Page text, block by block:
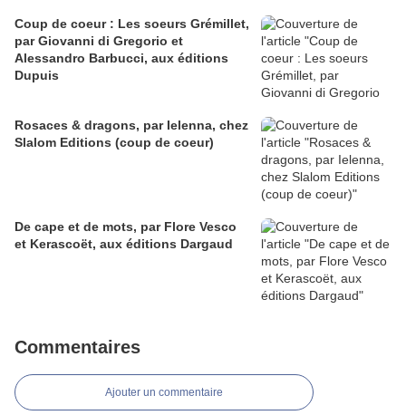
Coup de coeur : Les soeurs Grémillet,
par Giovanni di Gregorio et
Alessandro Barbucci, aux éditions
Dupuis
Rosaces & dragons, par Ielenna, chez
Slalom Editions (coup de coeur)
De cape et de mots, par Flore Vesco
et Kerascoët, aux éditions Dargaud
Commentaires
Ajouter un commentaire